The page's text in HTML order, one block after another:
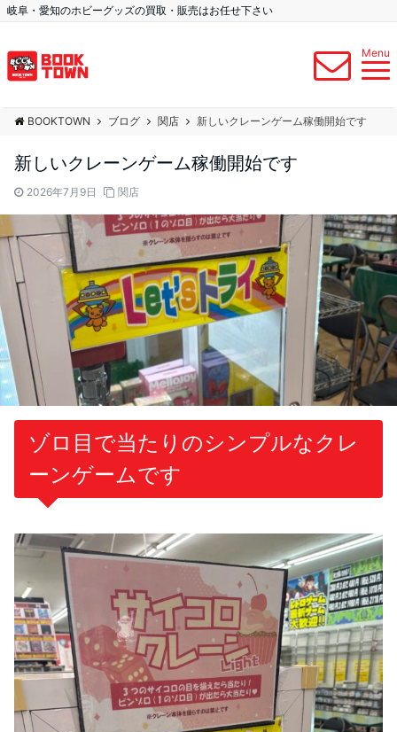
岐阜・愛知のホビーグッズの買取・販売はお任せ下さい
Menu
BOOKTOWN ブログ 関店 新しいクレーンゲーム稼働開始です
新しいクレーンゲーム稼働開始です
2026年7月9日 関店
ゾロ目で当たりのシンプルなクレ
ーンゲームです